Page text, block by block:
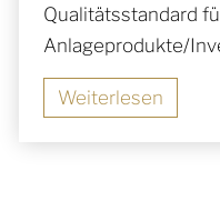
Qualitätsstandard
Anlageprodukte/
Weiterlesen